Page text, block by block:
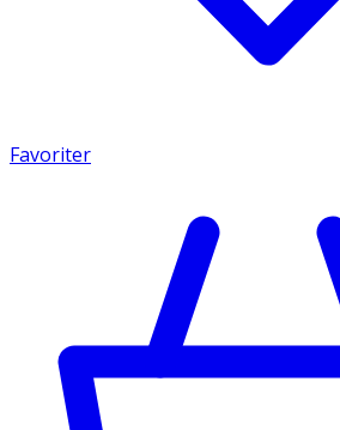
Favoriter